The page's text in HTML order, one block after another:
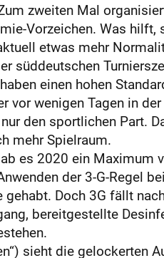
zweiten Mal
Vorzeichen. Was hilft,
etwas mehr
süddeutschen
einen hohen
vor wenigen Tagen in
den sportlichen Part.
mehr Spielraum.
es 2020 ein Maximum
der 3-G-Regel
Doch 3G fällt
bereitgestellte
sieht die gelockerten